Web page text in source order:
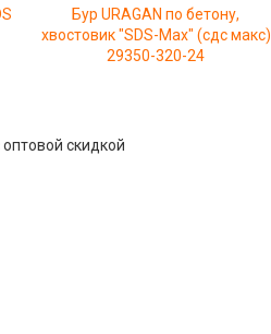
Бур URAGAN по бетону,
хвостовик "SDS-Max" (сдс макс)
29350-320-24
скидкой